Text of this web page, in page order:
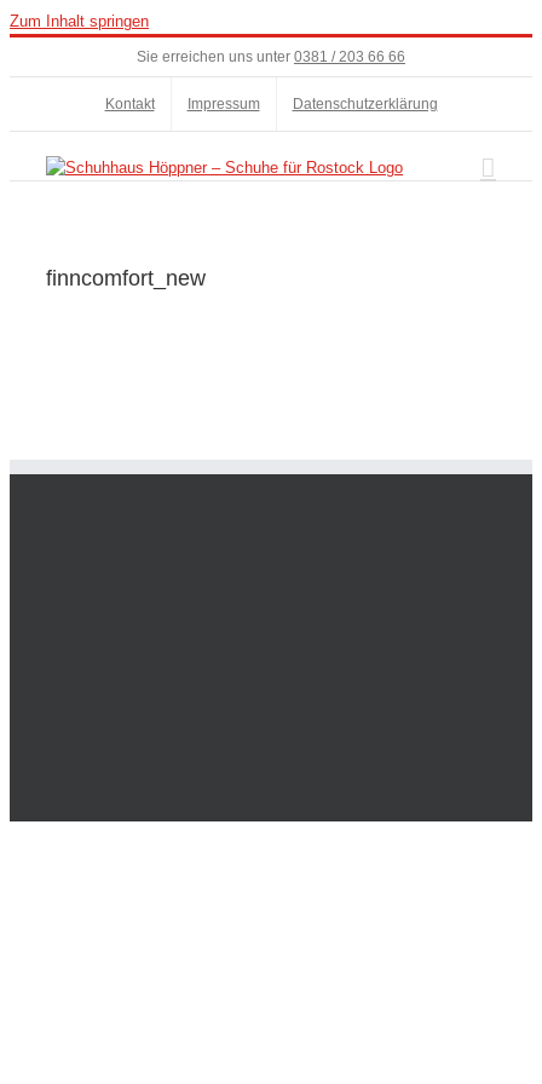
Zum Inhalt springen
Sie erreichen uns unter 0381 / 203 66 66
Kontakt Impressum Datenschutzerklärung
finncomfort_new